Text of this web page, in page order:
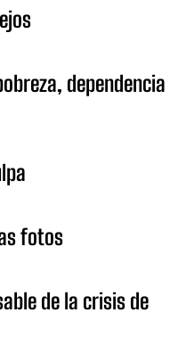
dependencia
fotos
de la crisis de